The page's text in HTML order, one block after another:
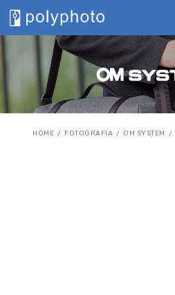
HOME FOTOGRAFIA OM SYSTEM